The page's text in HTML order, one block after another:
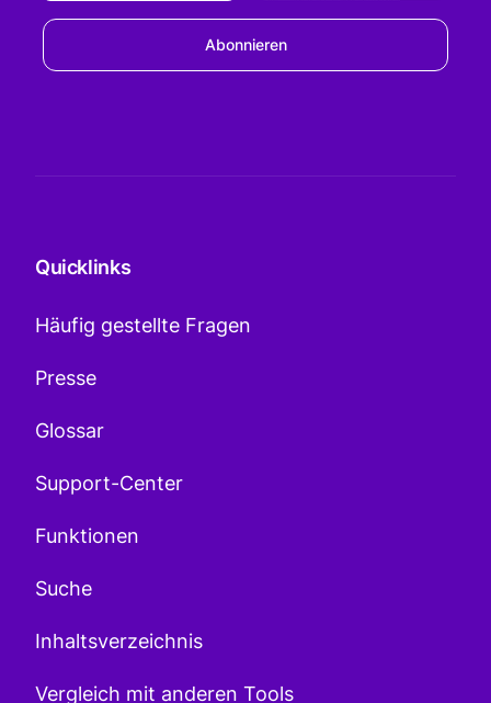
Abonnieren
Quicklinks
Häufig gestellte Fragen
Presse
Glossar
Support-Center
Funktionen
Suche
Inhaltsverzeichnis
Vergleich mit anderen Tools